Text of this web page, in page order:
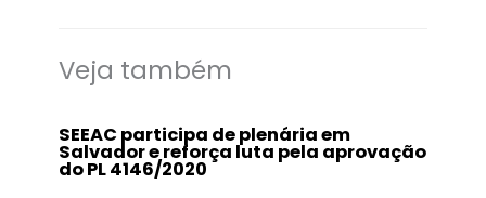
Veja também
SEEAC participa de plenária em
Salvador e reforça luta pela aprovação
do PL 4146/2020